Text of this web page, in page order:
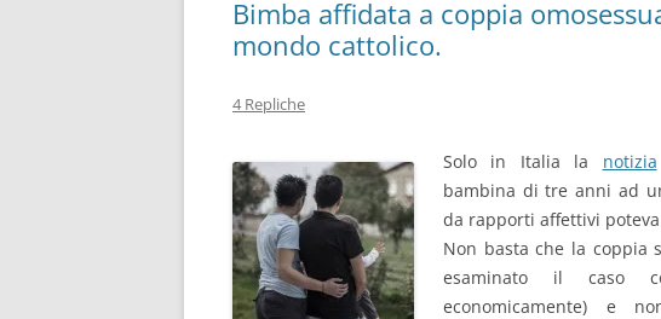
Bimba affidata a coppia
mondo cattolico.
4 Repliche
Solo in Italia la notizia
bambina di tre anni ad
da rapporti affettivi
Non basta che la coppia
esaminato il caso
economicamente) e